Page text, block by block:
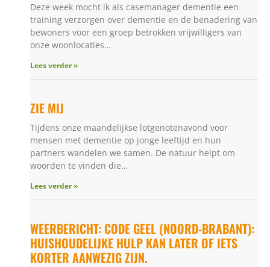
Deze week mocht ik als casemanager dementie een
training verzorgen over dementie en de benadering van
bewoners voor een groep betrokken vrijwilligers van
onze woonlocaties…
Lees verder »
ZIE MIJ
Tijdens onze maandelijkse lotgenotenavond voor
mensen met dementie op jonge leeftijd en hun
partners wandelen we samen. De natuur helpt om
woorden te vinden die…
Lees verder »
WEERBERICHT: CODE GEEL (NOORD-BRABANT):
HUISHOUDELIJKE HULP KAN LATER OF IETS
KORTER AANWEZIG ZIJN.